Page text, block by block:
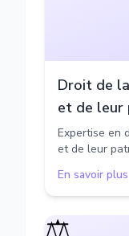
Droit de
et de leur
Expertise en
et de leur
En savoir plus